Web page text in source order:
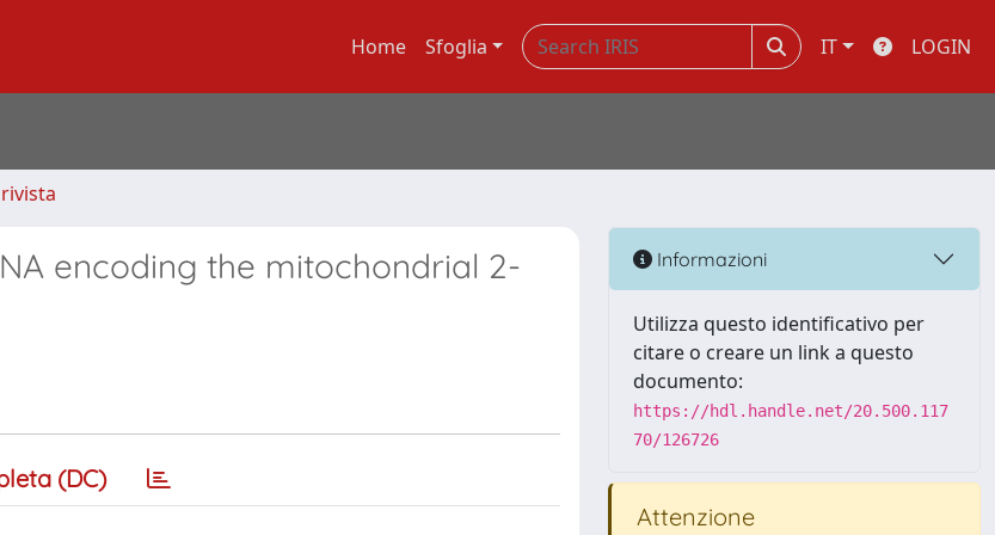
Home Sfoglia IT LOGIN
encoding the mitochondrial 2-
(DC)
Informazioni
Utilizza questo identificativo per
citare o creare un link a questo
documento:
https://hdl.handle.net/20.500.117
70/126726
Attenzione